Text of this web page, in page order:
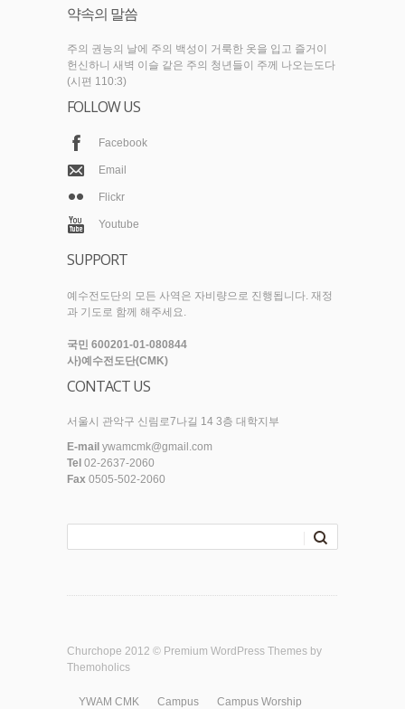
약속의 말씀
주의 권능의 날에 주의 백성이 거룩한 옷을 입고 즐거이
헌신하니 새벽 이슬 같은 주의 청년들이 주께 나오는도다
(시편 110:3)
FOLLOW US
Facebook
Email
Flickr
Youtube
SUPPORT
예수전도단의 모든 사역은 자비량으로 진행됩니다. 재정
과 기도로 함께 해주세요.
국민 600201-01-080844
사)예수전도단(CMK)
CONTACT US
서울시 관악구 신림로7나길 14 3층 대학지부
E-mail ywamcmk@gmail.com
Tel 02-2637-2060
Fax 0505-502-2060
Churchope 2012 © Premium WordPress Themes by
Themoholics
YWAM CMK Campus Campus Worship